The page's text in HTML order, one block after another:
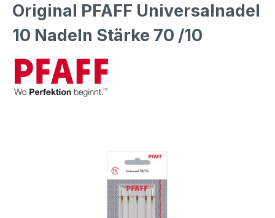
Original PFAFF Universalnadel
10 Nadeln Stärke 70 /10